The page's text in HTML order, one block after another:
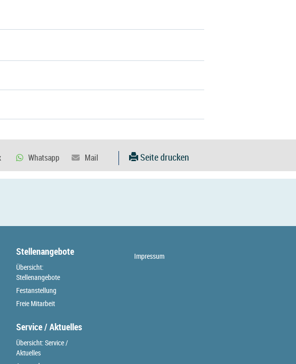
Seite drucken
Stellenangebote
Übersicht:
Stellenangebote
Festanstellung
Freie Mitarbeit
Service / Aktuelles
Übersicht: Service /
Aktuelles
Impressum